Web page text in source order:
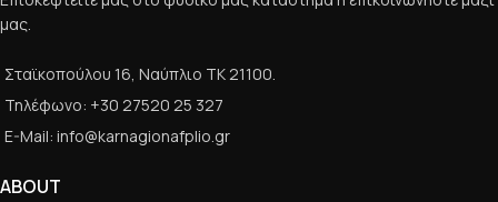
μας.
Σταϊκοπούλου 16, Ναύπλιο ΤΚ 21100.
Τηλέφωνο: +30 27520 25 327
E-Mail: info@karnagionafplio.gr
ABOUT